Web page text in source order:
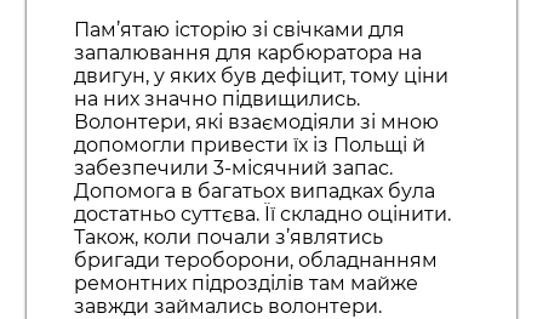
Пам’ятаю історію зі свічками для
запалювання для карбюратора на
двигун, у яких був дефіцит, тому ціни
на них значно підвищились.
Волонтери, які взаємодіяли зі мною
допомогли привести їх із Польщі й
забезпечили 3-місячний запас.
Допомога в багатьох випадках була
достатньо суттєва. Її складно оцінити.
Також, коли почали з’являтись
бригади тероборони, обладнанням
ремонтних підрозділів там майже
завжди займались волонтери.